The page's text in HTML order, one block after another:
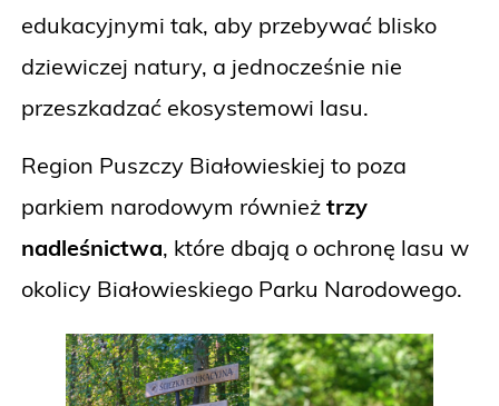
edukacyjnymi tak, aby przebywać blisko
dziewiczej natury, a jednocześnie nie
przeszkadzać ekosystemowi lasu.
Region Puszczy Białowieskiej to poza
parkiem narodowym również trzy
nadleśnictwa, które dbają o ochronę lasu w
okolicy Białowieskiego Parku Narodowego.